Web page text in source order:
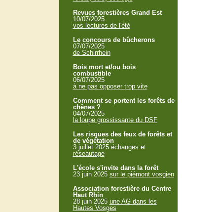
Revues forestières Grand Est
10/07/2025
vos lectures de l'été
Le concours de bûcherons
07/07/2025
de Schirrhein
Bois mort et/ou bois
combustible
06/07/2025
à ne pas opposer trop vite
Comment se portent les forêts de
chênes ?
04/07/2025
la loupe grossissante du DSF
Les risques des feux de forêts et
de végétation
3 juillet 2025 échanges et
réseautage
L'école s'invite dans la forêt
23 juin 2025 sur le piémont vosgien
Association forestière du Centre
Haut Rhin
28 juin 2025 une AG dans les
Hautes Vosges